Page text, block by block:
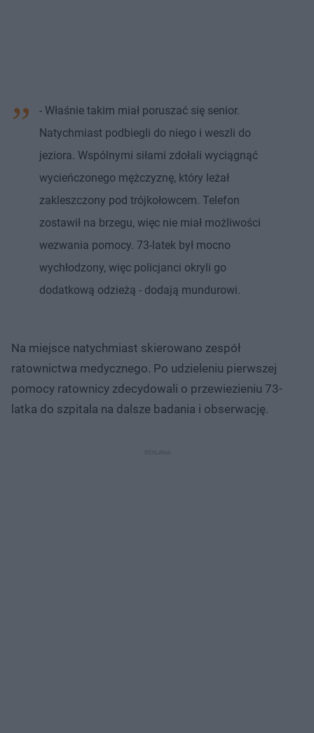
- Właśnie takim miał poruszać się senior.
Natychmiast podbiegli do niego i weszli do
jeziora. Wspólnymi siłami zdołali wyciągnąć
wycieńczonego mężczyznę, który leżał
zakleszczony pod trójkołowcem. Telefon
zostawił na brzegu, więc nie miał możliwości
wezwania pomocy. 73-latek był mocno
wychłodzony, więc policjanci okryli go
dodatkową odzieżą - dodają mundurowi.
Na miejsce natychmiast skierowano zespół
ratownictwa medycznego. Po udzieleniu pierwszej
pomocy ratownicy zdecydowali o przewiezieniu 73-
latka do szpitala na dalsze badania i obserwację.